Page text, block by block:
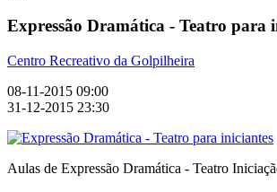
Expressão Dramática - Teatro para
Centro Recreativo da Golpilheira
08-11-2015 09:00
31-12-2015 23:30
Aulas de Expressão Dramática - Teatro